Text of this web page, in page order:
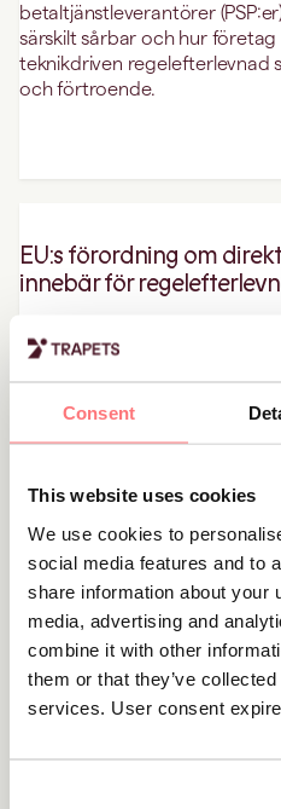
Consent
This website uses cookies
We use cookies to
social media features and to
share information about your
media, advertising and
combine it with other
them or that they’ve
services. User consent
betaltjänstleverantörer
särskilt sårbar och hur företag
teknikdriven regelefterlevnad
och förtroende.
EU:s förordning om
innebär för
I den här artikeln går vi
utmaningar den skapar och
anpassa sig till förändringarna.
Från data till beslut: 3
day
Läs våra takeaways från
data till beslut